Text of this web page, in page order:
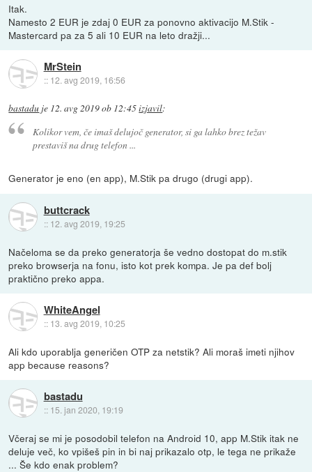
Itak.
Namesto 2 EUR je zdaj 0 EUR za ponovno aktivacijo M.Stik -
Mastercard pa za 5 ali 10 EUR na leto dražji...
MrStein
:: 12. avg 2019, 16:56
bastadu je 12. avg 2019 ob 12:45izjavil:
Kolikor vem, če imaš delujoč generator, si ga lahko brez težav
prestaviš na drug telefon ...
Generator je eno (en app), M.Stik pa drugo (drugi app).
buttcrack
:: 12. avg 2019, 19:25
Načeloma se da preko generatorja še vedno dostopat do m.stik
preko browserja na fonu, isto kot prek kompa. Je pa def bolj
praktično preko appa.
WhiteAngel
:: 13. avg 2019, 10:25
Ali kdo uporablja generičen OTP za netstik? Ali moraš imeti njihov
app because reasons?
bastadu
:: 15. jan 2020, 19:19
Včeraj se mi je posodobil telefon na Android 10, app M.Stik itak ne
deluje več, ko vpišeš pin in bi naj prikazalo otp, le tega ne prikaže
... Še kdo enak problem?